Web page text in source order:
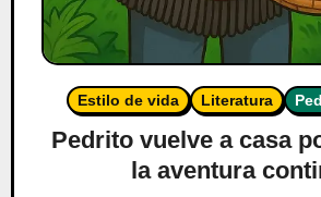
Estilo de vida Literatura
Pedrito vuelve a casa
la aventura